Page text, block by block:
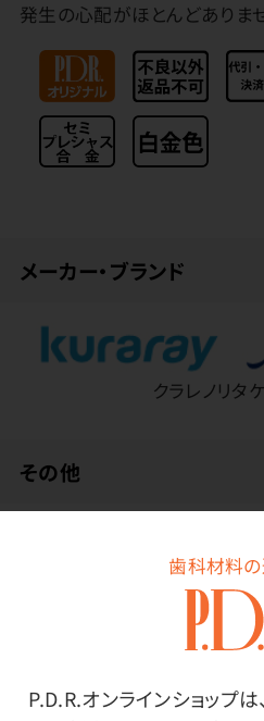
歯科材料
P.D.R.オンラインショップ
発生の心配がほとんどありま
メーカー・ブランド
クラレノリタ
その他
デンタル）、ヴィンテージハロ
風）、クリエーション（クリエー
オセライト（山本貴金属）、イ
※一般的名称：歯科メタルセ